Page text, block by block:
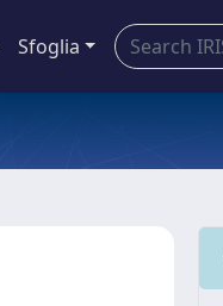
Sfoglia